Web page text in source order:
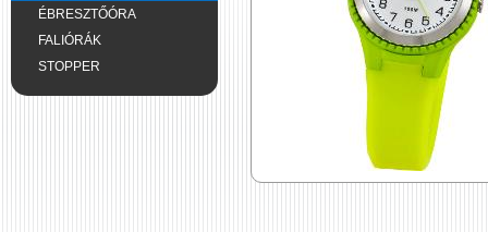
ÉBRESZTŐÓRA
FALIÓRÁK
STOPPER